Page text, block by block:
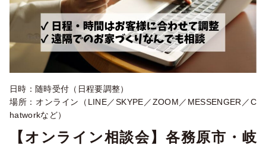
日時：随時受付（日程要調整）
場所：オンライン（LINE／SKYPE／ZOOM／MESSENGER／C
hatworkなど）
【オンライン相談会】各務原市・岐